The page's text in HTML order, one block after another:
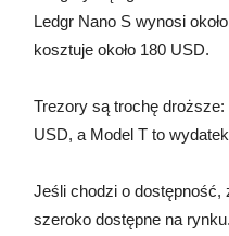
Ledgr Nano S wynosi
kosztuje około 180 USD.
Trezory są trochę droższe:
USD, a Model T to
Jeśli chodzi o dostępność,
szeroko dostępne na